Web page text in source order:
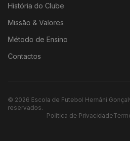
História do Clube
Missão & Valores
Método de Ensino
Contactos
© 2026 Escola de Futebol Hernâni
reservados.
Política de Privacidade